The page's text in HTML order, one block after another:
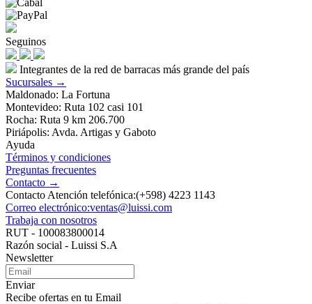
Seguinos
Integrantes de la red de barracas más grande del país
Sucursales →
Maldonado: La Fortuna
Montevideo: Ruta 102 casi 101
Rocha: Ruta 9 km 206.700
Piriápolis: Avda. Artigas y Gaboto
Ayuda
Términos y condiciones
Preguntas frecuentes
Contacto →
Contacto Atención telefónica:(+598) 4223 1143
Correo electrónico:ventas@luissi.com
Trabaja con nosotros
RUT - 100083800014
Razón social - Luissi S.A
Newsletter
Enviar
Recibe ofertas en tu Email